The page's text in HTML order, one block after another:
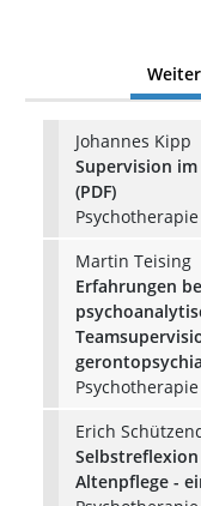
Johannes Kipp
Supervision
(PDF)
Martin Teising
Erfahrungen
Erich
Altenpflege -